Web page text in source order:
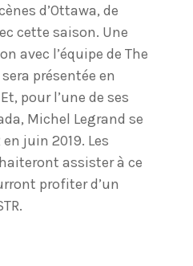
d’Ottawa, de
cette saison. Une
avec l’équipe de The
présentée en
pour l’une de ses
Michel Legrand se
en juin 2019. Les
assister à ce
profiter d’un